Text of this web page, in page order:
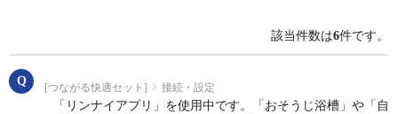
該当件数は6件です。
[つながる快適セット] 接続・設定
「リンナイアプリ」を使用中です。「おそうじ浴槽」や「自